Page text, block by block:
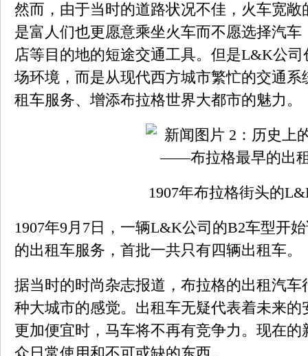
然而，由于当时的道路状况不佳，火车宽
是富人们也更愿意乘坐火车而不愿选择汽
店等目的地的短途交通工具。但是L&K公
场环境，而是从现代西方城市繁忙的交通
租车服务、增添布拉格世界大都市的魅力。
1907年布拉格街头的
1907年9月7日，一辆L&K公司的B2车型开
的出租车服务，首批一共只有四辆出租车。
据当时的时尚杂志报道，布拉格的出租汽
种大城市的感觉。出租车无疑代表着未来
更加便宜时，马车将不再有竞争力。现在